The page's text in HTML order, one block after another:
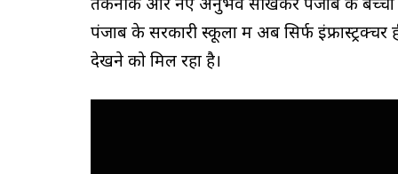
तकनीक और नए अनुभव सीखकर पंजाब के बच्चों
पंजाब के सरकारी स्कूलों में अब सिर्फ
देखने को मिल रहा है।